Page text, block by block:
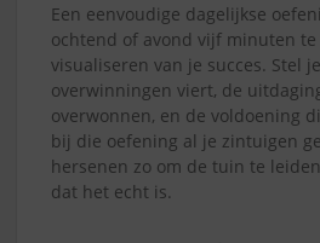
Een eenvoudige dagelijkse
ochtend of avond vijf minuten
visualiseren van je succes. Stel
overwinningen viert, de
overwonnen, en de voldoening
bij die oefening al je zintuigen
hersenen zo om de tuin te
dat het echt is.